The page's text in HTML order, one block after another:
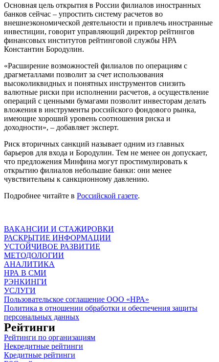
Основная цель открытия в России филиалов иностранных
банков сейчас – упростить систему расчетов во
внешнеэкономической деятельности и привлечь иностранные
инвестиции, говорит управляющий директор рейтингов
финансовых институтов рейтинговой службы НРА
Константин Бородулин.
«Расширение возможностей филиалов по операциям с
драгметаллами позволит за счет использования
высоколиквидных и понятных инструментов снизить
валютные риски при исполнении расчетов, а осуществление
операций с ценными бумагами позволит инвесторам делать
вложения в инструменты российского фондового рынка,
имеющие хороший уровень соотношения риска и
доходности», – добавляет эксперт.
Риск вторичных санкций называет одним из главных
барьеров для входа и Бородулин. Тем не менее он допускает,
что предложения Минфина могут простимулировать к
открытию филиалов небольшие банки: они менее
чувствительны к санкционному давлению.
Подробнее читайте в Российской газете.
ВАКАНСИИ И СТАЖИРОВКИ
РАСКРЫТИЕ ИНФОРМАЦИИ
УСТОЙЧИВОЕ РАЗВИТИЕ
МЕТОДОЛОГИИ
АНАЛИТИКА
НРА В СМИ
РЭНКИНГИ
УСЛУГИ
Пользовательское соглашение ООО «НРА»
Политика в отношении обработки и обеспечения защиты
персональных данных
Рейтинги
Рейтинги по организациям
Некредитные рейтинги
Кредитные рейтинги